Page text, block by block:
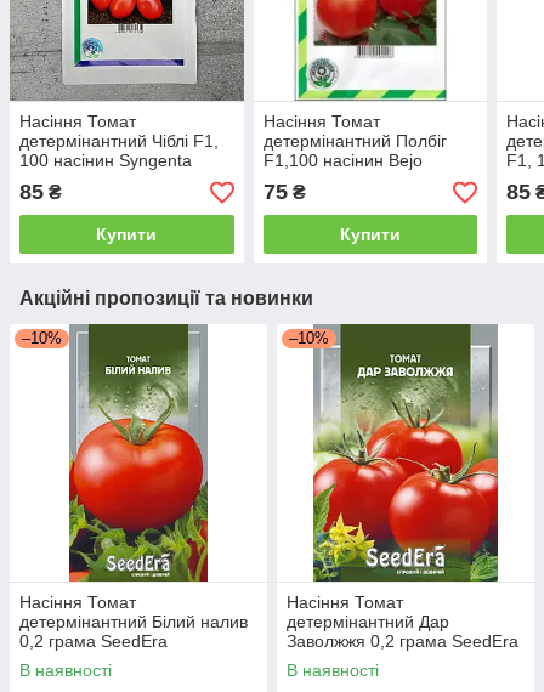
Насіння Томат
детермінантний Чіблі F1,
100 насінин Syngenta
Агропак
85 ₴
Купити
Насіння Томат
детермінантний Полбіг
F1,100 насінин Bejo
АгроПак
75₴
Купити
F1,
85
Акційні пропозиції та новинки
–10%
Насіння Томат
детермінантний Білий налив
0,2 грама SeedEra
В наявності
–10%
Насіння Томат
детермінантний Дар
Заволжжя 0,2 грама SeedEra
В наявності